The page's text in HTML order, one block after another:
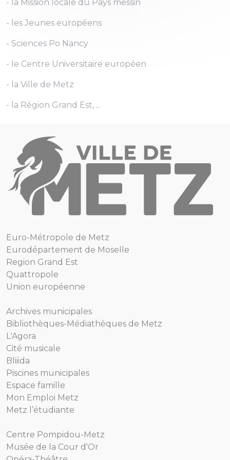
- la Mission locale du Pays messin
- les Jeunes européens
- Sciences Po Nancy
- le Centre Universitaire européen
- la Ville de Metz
- la Région Grand Est, ...
Euro-Métropole de Metz
Eurodépartement de Moselle
Region Grand Est
Quattropole
Union européenne
Archives municipales
Bibliothèques-Médiathèques de Metz
L'Agora
Cité musicale
Bliiida
Piscines municipales
Espace famille
Mon Emploi Metz
Metz l’étudiante
Centre Pompidou-Metz
Musée de la Cour d'Or